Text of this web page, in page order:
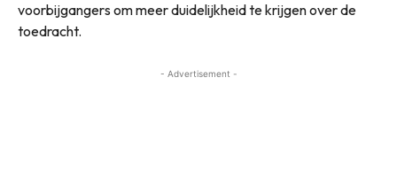
voorbijgangers om meer duidelijkheid te krijgen over de
toedracht.
- Advertisement -